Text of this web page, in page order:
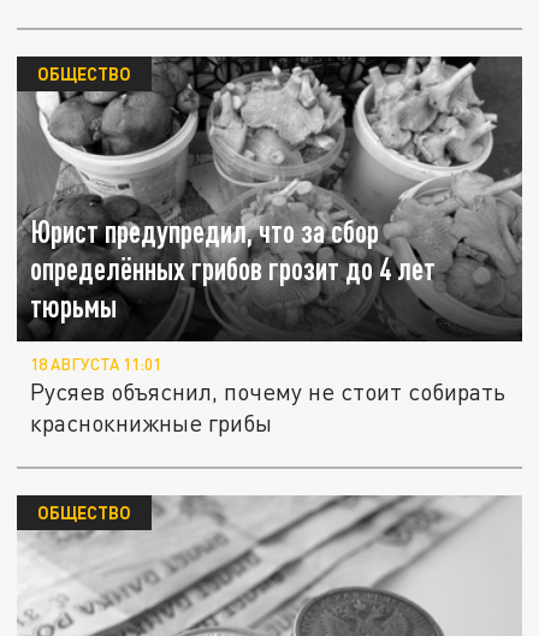
Юрист предупредил, что за сбор
определённых грибов грозит до 4 лет
тюрьмы
ОБЩЕСТВО
18 АВГУСТА 11:01
Русяев объяснил, почему не стоит собирать
краснокнижные грибы
ОБЩЕСТВО